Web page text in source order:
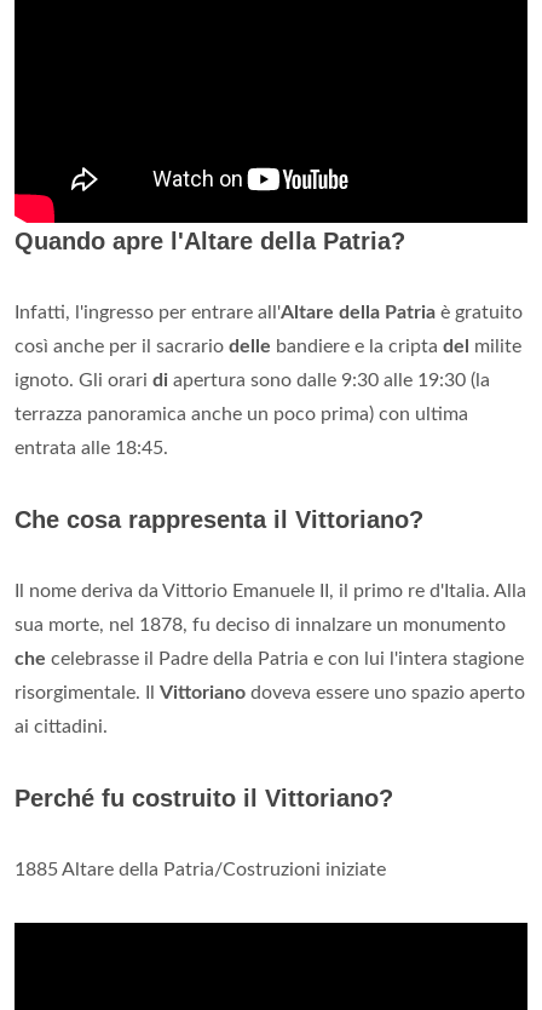
Quando apre l'Altare della Patria?
Infatti, l'ingresso per entrare all'Altare della Patria è gratuito
così anche per il sacrario delle bandiere e la cripta del
milite
ignoto. Gli orari di apertura sono dalle 9:30 alle 19:30 (la
terrazza panoramica anche un poco prima) con ultima
entrata alle 18:45.
Che cosa rappresenta il Vittoriano?
Il nome deriva da Vittorio Emanuele II, il primo re d'Italia. Alla
sua morte, nel 1878, fu deciso di innalzare un monumento
che celebrasse il Padre della Patria e con lui l'intera stagione
risorgimentale. Il Vittoriano doveva essere uno spazio aperto
ai cittadini.
Perché fu costruito il Vittoriano?
1885 Altare della Patria/Costruzioni iniziate